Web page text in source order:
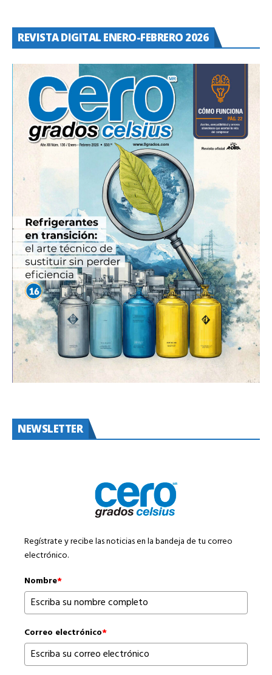
REVISTA DIGITAL ENERO-FEBRERO 2026
NEWSLETTER
Regístrate y recibe las noticias en la bandeja de tu correo
electrónico.
Nombre*
Correo electrónico*